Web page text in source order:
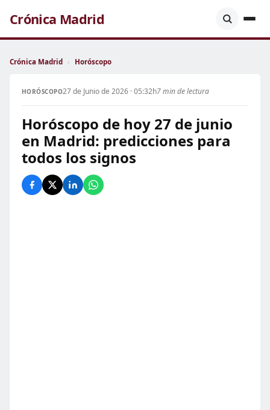
Crónica Madrid
Crónica Madrid › Horóscopo
HORÓSCOPO27 de Junio de 2026 · 05:32h7 min de lectura
Horóscopo de hoy 27 de junio
en Madrid: predicciones para
todos los signos